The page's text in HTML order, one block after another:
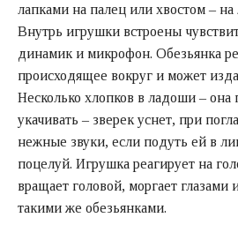
лапками на палец или хвостом –
Внутрь игрушки встроены
динамик и микрофон. Обезьянка
происходящее вокруг и может
Несколько хлопков в ладоши –
укачивать – зверек уснет, при
нежные звуки, если подуть ей в
поцелуй. Игрушка реагирует на
вращает головой, моргает глазами
такими же обезьянками.